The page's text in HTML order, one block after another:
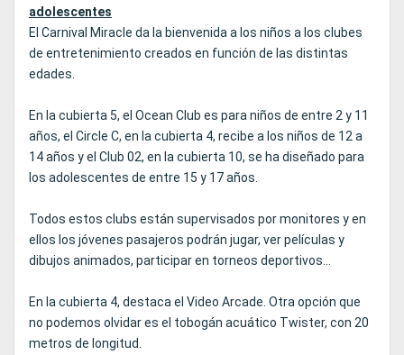
adolescentes
El Carnival Miracle da la bienvenida a los niños a los clubes
de entretenimiento creados en función de las distintas
edades.
En la cubierta 5, el Ocean Club es para niños de entre 2 y 11
años, el Circle C, en la cubierta 4, recibe a los niños de 12 a
14 años y el Club 02, en la cubierta 10, se ha diseñado para
los adolescentes de entre 15 y 17 años.
Todos estos clubs están supervisados por monitores y en
ellos los jóvenes pasajeros podrán jugar, ver películas y
dibujos animados, participar en torneos deportivos...
En la cubierta 4, destaca el Video Arcade. Otra opción que
no podemos olvidar es el tobogán acuático Twister, con 20
metros de longitud.